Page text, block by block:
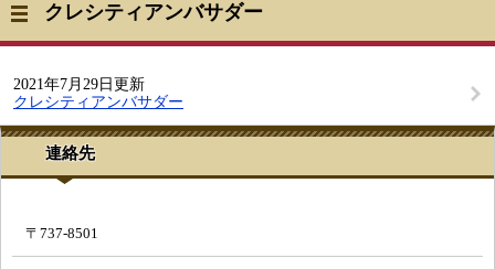
クレシティアンバサダー
2021年7月29日更新
クレシティアンバサダー
連絡先
〒737-8501